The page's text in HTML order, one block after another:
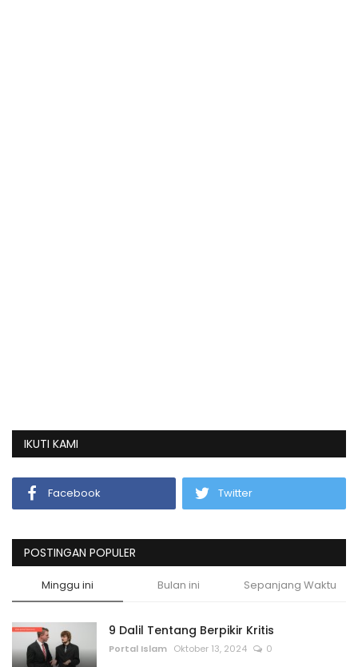
IKUTI KAMI
Facebook Twitter
POSTINGAN POPULER
Minggu ini Bulan ini Sepanjang Waktu
9 Dalil Tentang Berpikir Kritis
Portal Islam Oktober 13, 2024 0